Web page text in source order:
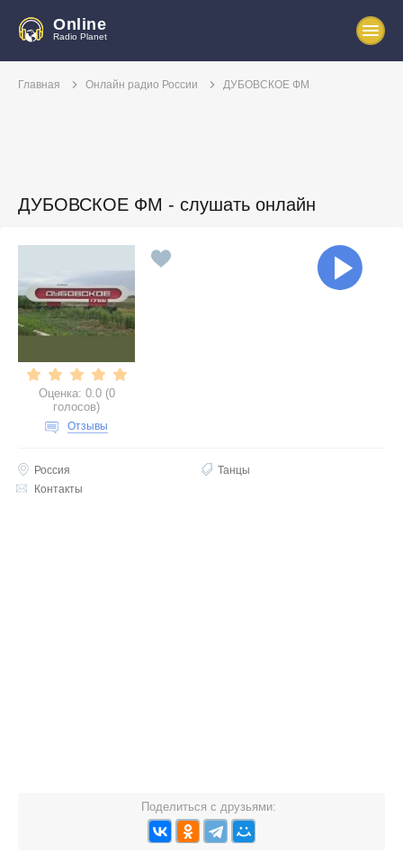
Online
Radio Planet
Главная Онлайн радио России ДУБОВСКОЕ ФМ
ДУБОВСКОЕ ФМ - слушать онлайн
Оценка: 0.0 (0
голосов)
Отзывы
Россия
Танцы
Контакты
Поделиться с друзьями: